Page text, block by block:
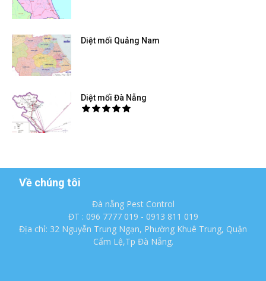
Diệt mối Quảng Nam
Diệt mối Đà Nẵng
Về chúng tôi
Đà nẵng Pest Control
ĐT : 096 7777 019 - 0913 811 019
Địa chỉ: 32 Nguyễn Trung Ngạn, Phường Khuê Trung, Quận
Cẩm Lệ,Tp Đà Nẵng.